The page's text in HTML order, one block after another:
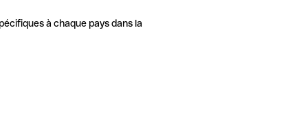
à chaque pays dans la